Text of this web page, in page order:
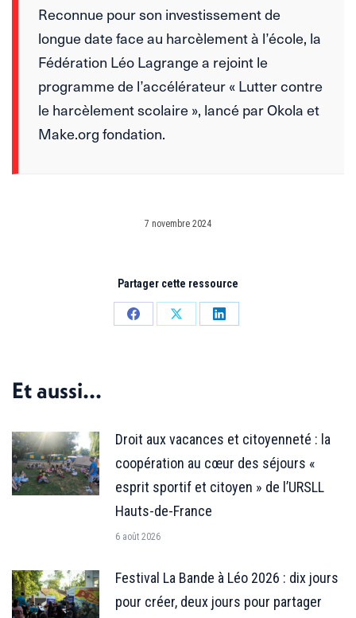
Reconnue pour son investissement de
longue date face au harcèlement à l’école, la
Fédération Léo Lagrange a rejoint le
programme de l’accélérateur « Lutter contre
le harcèlement scolaire », lancé par Okola et
Make.org fondation.
7 novembre 2024
Partager cette ressource
PartagerPartagerPartager
Et aussi...
Droit aux vacances et citoyenneté : la
coopération au cœur des séjours «
esprit sportif et citoyen » de l’URSLL
Hauts-de-France
6 août 2026
Festival La Bande à Léo 2026 : dix jours
pour créer, deux jours pour partager